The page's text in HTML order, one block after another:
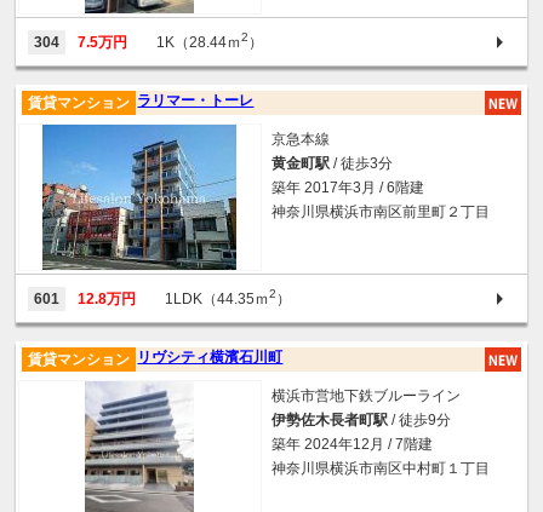
304 7.5万円 1K（28.44ｍ2 ）
ラリマー・トーレ
賃貸マンション
京急本線
黄金町駅 / 徒歩3分
築年 2017年3月 / 6階建
神奈川県横浜市南区前里町２丁目
601 12.8万円 1LDK（44.35ｍ2 ）
リヴシティ横濱石川町
賃貸マンション
横浜市営地下鉄ブルーライン
伊勢佐木長者町駅 / 徒歩9分
築年 2024年12月 / 7階建
神奈川県横浜市南区中村町１丁目